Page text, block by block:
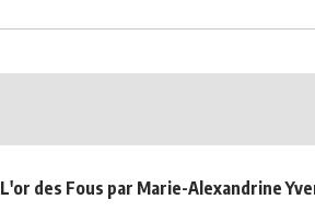
L'or des Fous par Marie-Alexandrine